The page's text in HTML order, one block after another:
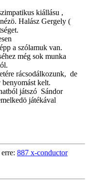
kiállásu ,
Halász Gergely (
a szólamuk van.
még sok munka
rácsodálkozunk, de
kelt.
játszó Sándor
játékával
887 x-conductor